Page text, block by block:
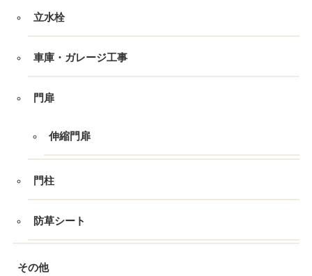
立水栓
車庫・ガレージ工事
門扉
伸縮門扉
門柱
防草シート
その他